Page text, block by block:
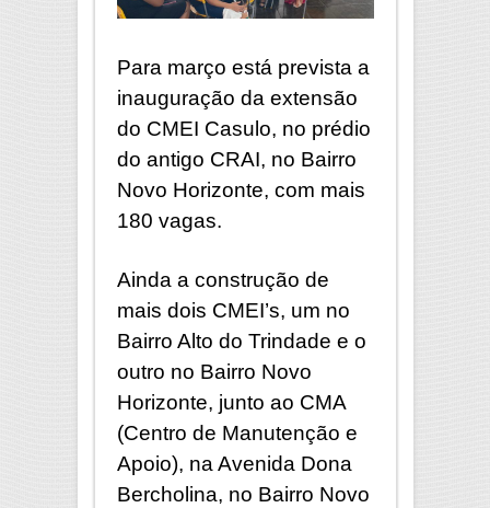
Para março está prevista a
inauguração da extensão
do CMEI Casulo, no prédio
do antigo CRAI, no Bairro
Novo Horizonte, com mais
180 vagas.
Ainda a construção de
mais dois CMEI’s, um no
Bairro Alto do Trindade e o
outro no Bairro Novo
Horizonte, junto ao CMA
(Centro de Manutenção e
Apoio), na Avenida Dona
Bercholina, no Bairro Novo